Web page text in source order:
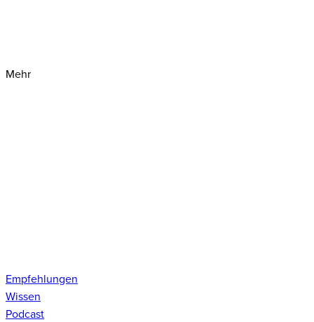
Mehr
Empfehlungen
Wissen
Podcast